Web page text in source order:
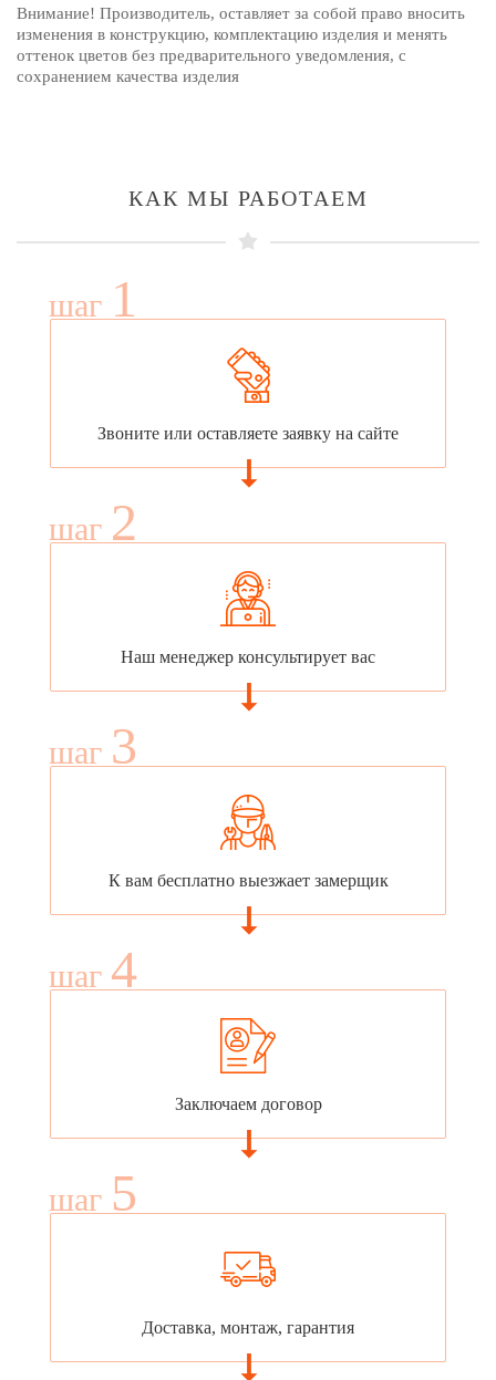
Внимание! Производитель, оставляет за собой право вносить
изменения в конструкцию, комплектацию изделия и менять
оттенок цветов без предварительного уведомления, с
сохранением качества изделия
КАК МЫ РАБОТАЕМ
шаг 1
Звоните или оставляете заявку на сайте
шаг 2
Наш менеджер консультирует вас
шаг 3
К вам бесплатно выезжает замерщик
шаг 4
Заключаем договор
шаг 5
Доставка, монтаж, гарантия